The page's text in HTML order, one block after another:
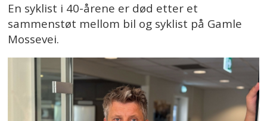
En syklist i 40-årene er død etter et
sammenstøt mellom bil og syklist på Gamle
Mossevei.